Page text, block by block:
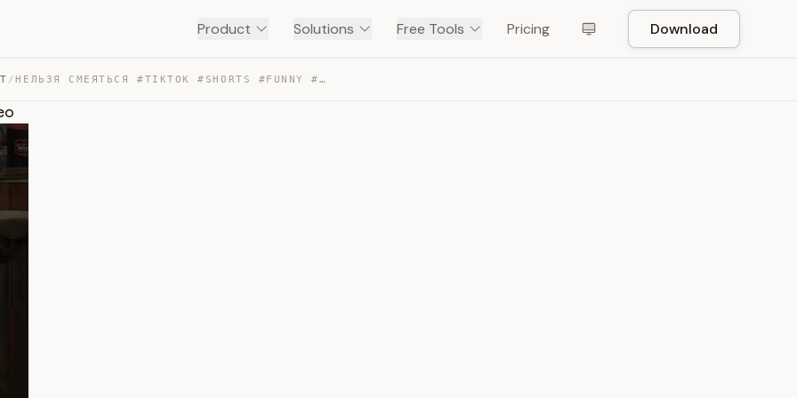
Product Solutions Free Tools Pricing Download
/ НЕЛЬЗЯ СМЕЯТЬСЯ #TIKTOK #SHORTS #FUNNY #FUNNYVIDEO — TRANSCRIPT